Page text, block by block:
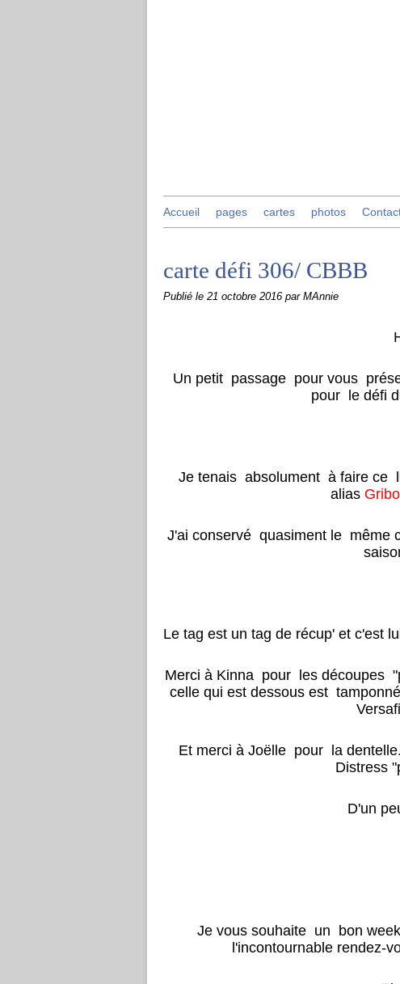
Accueil pages cartes photos
carte défi 306/ CBBB
Publié le 21 octobre 2016 par MAnnie
Un petit passage pour vous
pour le défi
Je tenais absolument à faire ce
alias
J'ai conservé quasiment le même
Le tag est un tag de récup' et c'est
Merci à Kinna pour les découpes
celle qui est dessous est
Et merci à Joëlle pour la
Distress
D'un
Je vous souhaite un bon
l'incontournable rendez-